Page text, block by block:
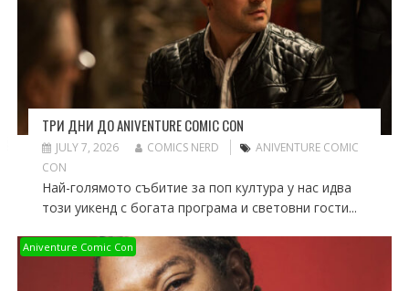
ТРИ ДНИ ДО ANIVENTURE COMIC CON
JULY 7, 2026 COMICS NERD
ANIVENTURE COMIC
CON
Най-голямото събитие за поп култура у нас идва
този уикенд с богата програма и световни гости...
Aniventure Comic Con